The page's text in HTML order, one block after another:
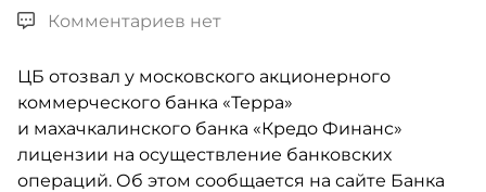
Комментариев нет
ЦБ отозвал у московского акционерного
коммерческого банка «Терра»
и махачкалинского банка «Кредо Финанс»
лицензии на осуществление банковских
операций. Об этом сообщается на сайте Банка